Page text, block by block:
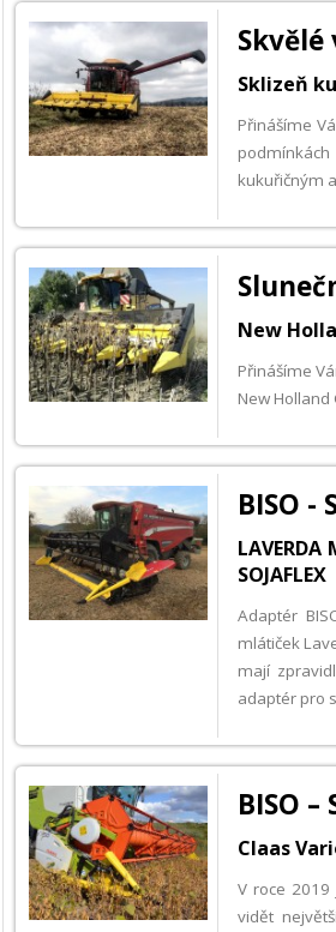
Sklizeň
Přinášíme
podmínkách
kukuřičným
New
Přinášíme
New Holland
BISO -
LAVERDA
SOJAFLEX
Adaptér
mlátiček
mají
adaptér pro
BISO –
Claas
V roce 2019
vidět